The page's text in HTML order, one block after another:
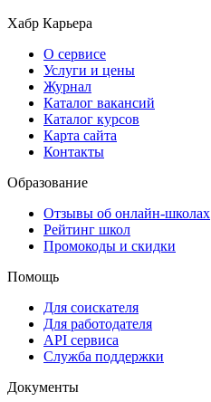
Хабр Карьера
О сервисе
Услуги и цены
Журнал
Каталог вакансий
Каталог курсов
Карта сайта
Контакты
Образование
Отзывы об онлайн-школах
Рейтинг школ
Промокоды и скидки
Помощь
Для соискателя
Для работодателя
API сервиса
Служба поддержки
Документы